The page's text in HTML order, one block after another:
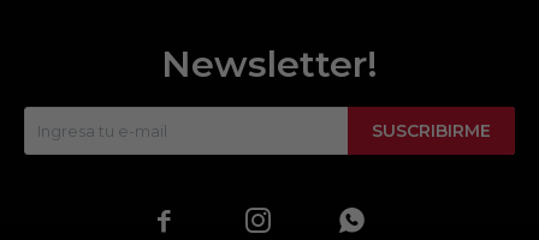
Newsletter!
SUSCRIBIRME
  